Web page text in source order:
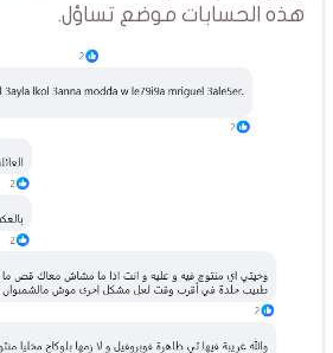
هذه الحسابات موضع تساؤل.